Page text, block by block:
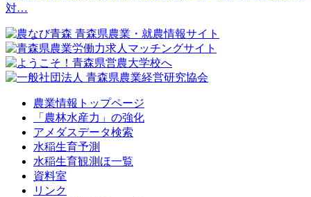
対…
農業情報トップページ
「農林水産力」の強化
アメダスデータ検索
水稲生育予測
水稲生育観測ほ一覧
資料室
リンク